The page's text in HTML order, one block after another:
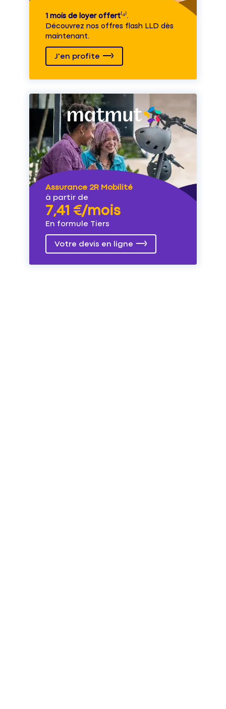
1 mois de loyer offert⁽⁴⁾.
Découvrez nos offres flash LLD dès
maintenant.
J'en profite
Assurance 2R Mobilité
à partir de
7,41 €/mois
En formule Tiers
Votre devis en ligne